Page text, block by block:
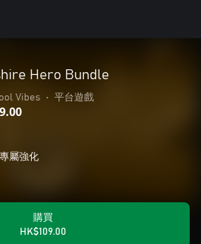
Hero Bundle
Vibes • 平台遊戲
屬強化
購買
HK$109.00